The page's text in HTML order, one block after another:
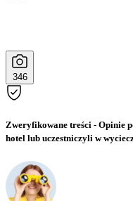
346
Zweryfikowane treści - Opinie
hotel lub uczestniczyli w